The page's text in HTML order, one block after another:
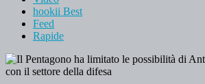
hookii Best
Feed
Rapide